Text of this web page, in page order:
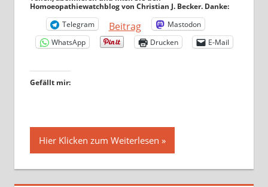
Homoeopathiewatchblog von Christian J. Becker. Danke:
Telegram
Beitrag
Mastodon
WhatsApp
Drucken E-Mail
Gefällt mir:
Hier Klicken zum Weiterlesen